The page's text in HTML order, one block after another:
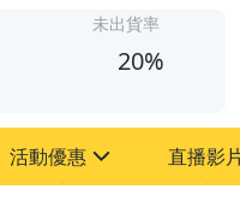
未出貨率
20%
活動優惠 直播影